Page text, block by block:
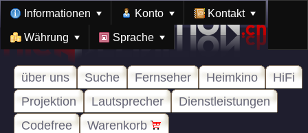
Informationen Konto Kontakt
Währung Sprache
über uns Suche Fernseher Heimkino
HiFi
Projektion
Lautsprecher
Dienstleistungen
Codefree
Warenkorb